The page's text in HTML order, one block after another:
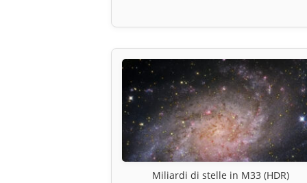
Miliardi di stelle in M33 (HDR)